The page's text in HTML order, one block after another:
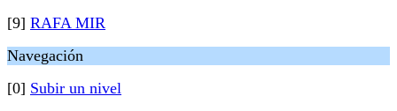
[9] RAFA MIR
Navegación
[0] Subir un nivel